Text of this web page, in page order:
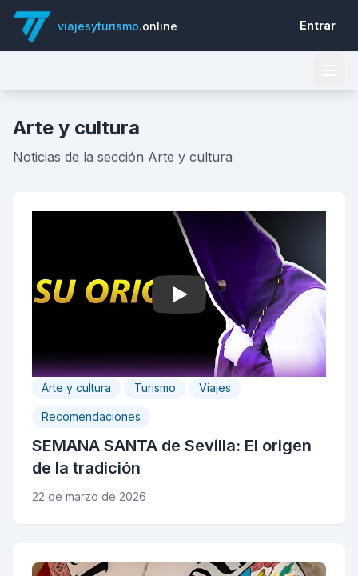
viajesyturismo.online Entrar
Arte y cultura
Noticias de la sección Arte y cultura
Play
Arte y cultura Turismo Viajes
Recomendaciones
SEMANA SANTA de Sevilla: El origen
de la tradición
22 de marzo de 2026